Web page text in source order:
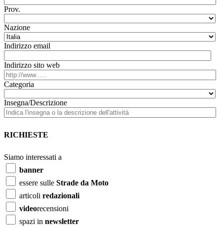
Prov.
Nazione
Indirizzo email
Indirizzo sito web
Categoria
Insegna/Descrizione
RICHIESTE
Siamo interessati a
banner
essere sulle Strade da Moto
articoli redazionali
videorecensioni
spazi in newsletter